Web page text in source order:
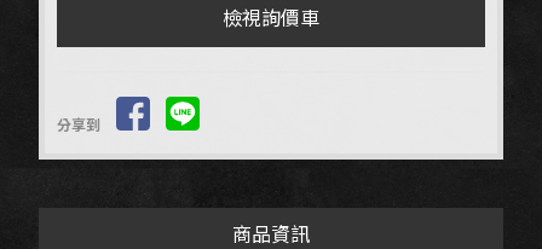
檢視詢價車
分享到
商品資訊